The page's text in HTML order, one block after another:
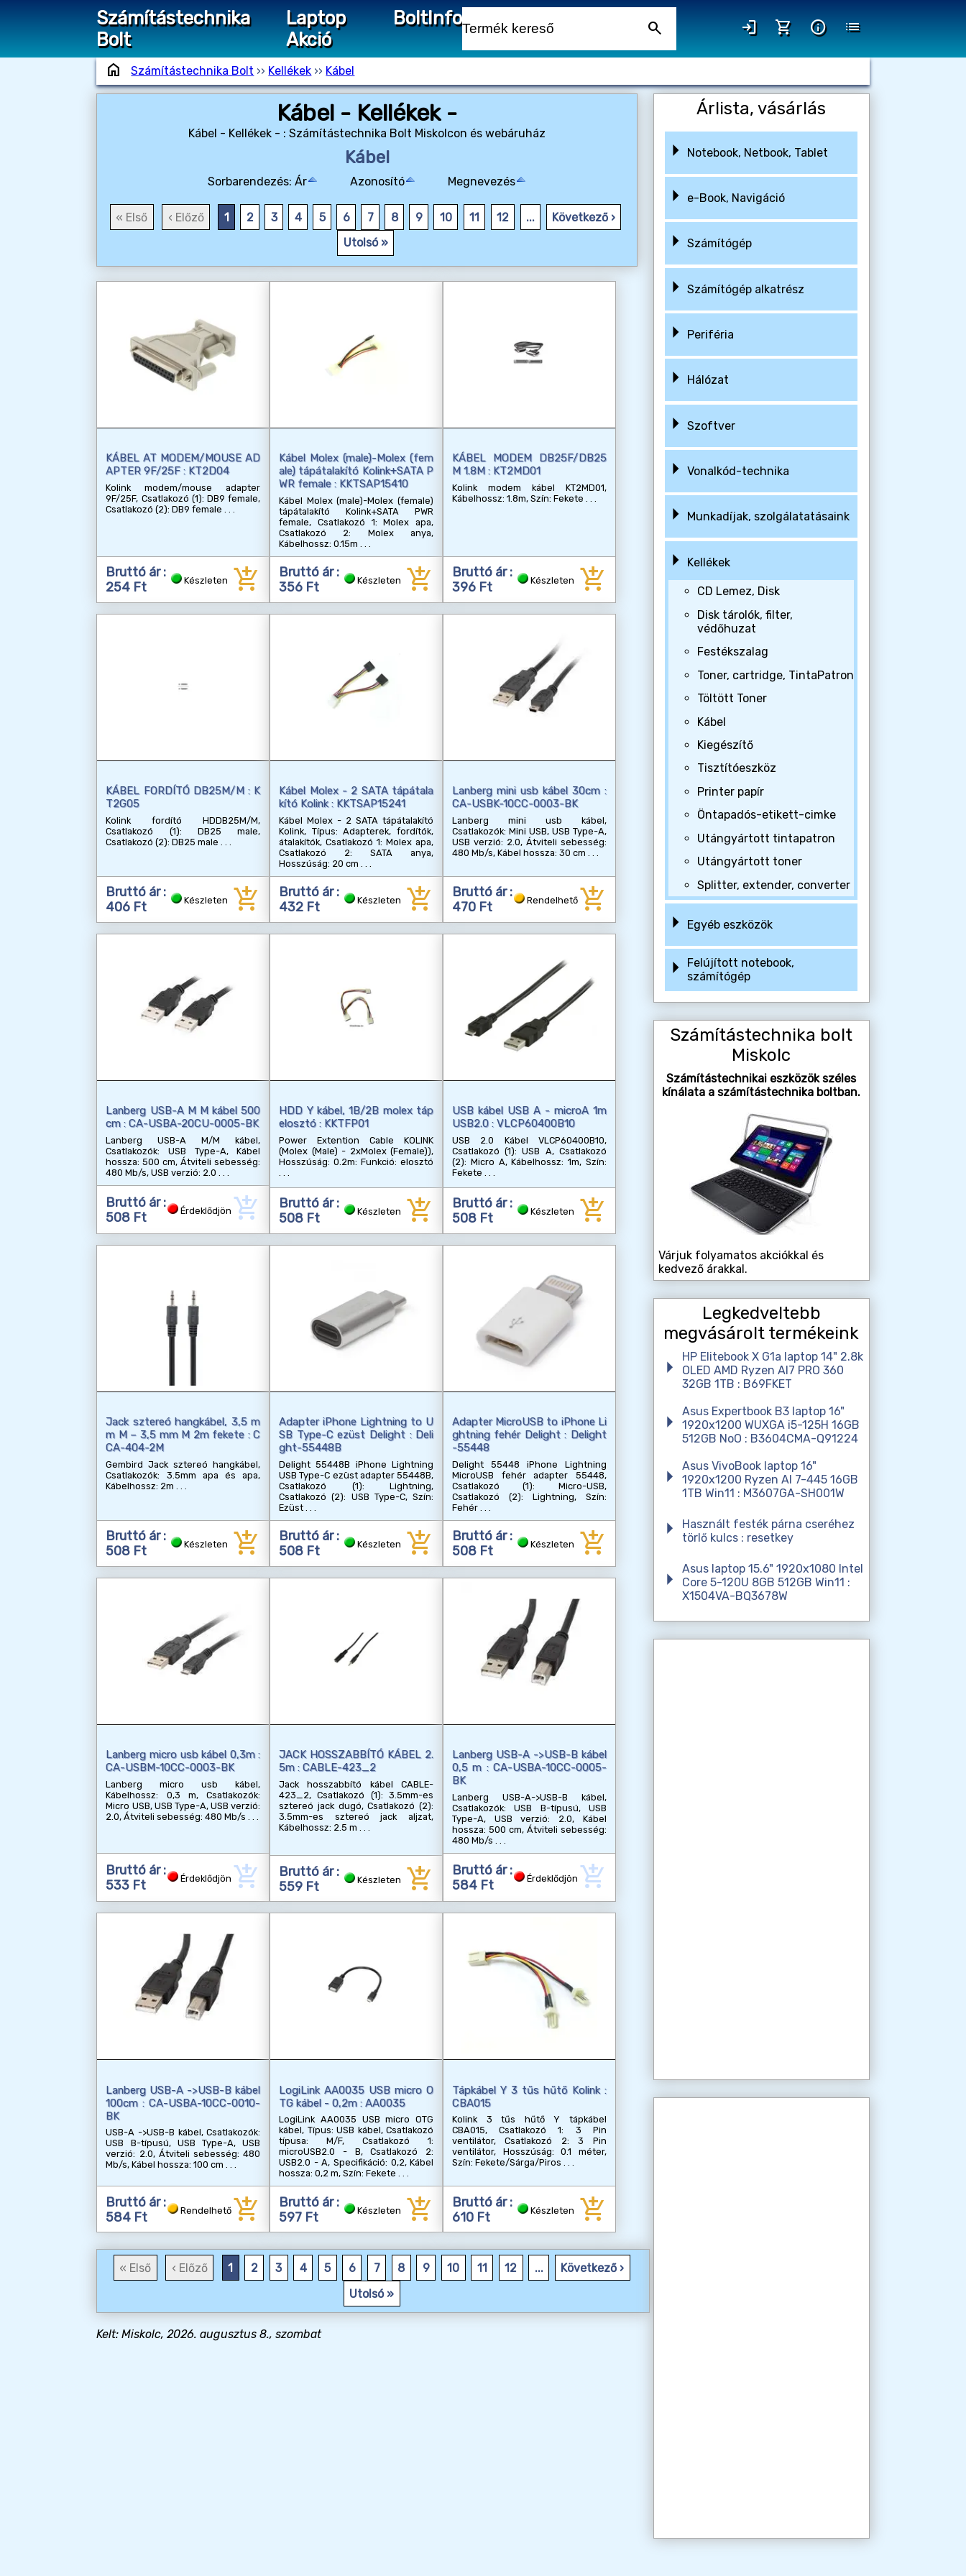
Számítástechnika
Bolt
Laptop
Akció
BoltInfo search login shopping_cart info list
home Számítástechnika Bolt ›› Kellékek ›› Kábel
Kábel - Kellékek -
Kábel - Kellékek - : Számítástechnika Bolt Miskolcon és webáruház
Kábel
Sorbarendezés: Ár Azonosító Megnevezés
« Első ‹ Előző 1 2 3 4 5 6 7 8 9 10 11 12 ...
Következő ›
Utolsó »
KÁBEL AT MODEM/MOUSE AD
APTER 9F/25F : KT2D04
Kolink modem/mouse adapter
9F/25F, Csatlakozó (1): DB9 female,
Csatlakozó (2): DB9 female
Bruttó ár :
254 Ft
Készleten add_shopping_cart
Kábel Molex (male)-Molex (fem
ale) tápátalakító Kolink+SATA P
WR female : KKTSAP15410
Kábel Molex (male)-Molex (female)
tápátalakító Kolink+SATA PWR
female, Csatlakozó 1: Molex apa,
Csatlakozó 2: Molex anya,
Kábelhossz: 0.15m
Bruttó ár :
356 Ft
Készleten add_shopping_cart
KÁBEL MODEM DB25F/DB25
M 1.8M : KT2MD01
Kolink modem kábel KT2MD01,
Kábelhossz: 1.8m, Szín: Fekete
Bruttó ár :
396 Ft
Készleten add_shopping_cart
KÁBEL FORDÍTÓ DB25M/M : K
T2G05
Kolink fordító HDDB25M/M,
Csatlakozó (1): DB25 male,
Csatlakozó (2): DB25 male
Bruttó ár :
406 Ft
Készleten add_shopping_cart
Kábel Molex - 2 SATA tápátala
kító Kolink : KKTSAP15241
Kábel Molex - 2 SATA tápátalakító
Kolink, Típus: Adapterek, fordítók,
átalakítók, Csatlakozó 1: Molex apa,
Csatlakozó 2: SATA anya,
Hosszúság: 20 cm
Bruttó ár :
432 Ft
Készleten add_shopping_cart
Lanberg mini usb kábel 30cm :
CA-USBK-10CC-0003-BK
Lanberg mini usb kábel,
Csatlakozók: Mini USB, USB Type-A,
USB verzió: 2.0, Átviteli sebesség:
480 Mb/s, Kábel hossza: 30 cm
Bruttó ár :
470 Ft
Rendelhető add_shopping_cart
Lanberg USB-A M M kábel 500
cm : CA-USBA-20CU-0005-BK
Lanberg USB-A M/M kábel,
Csatlakozók: USB Type-A, Kábel
hossza: 500 cm, Átviteli sebesség:
480 Mb/s, USB verzió: 2.0
Bruttó ár :
508 Ft
Érdeklődjön add_shopping_cart
HDD Y kábel, 1B/2B molex táp
elosztó : KKTFP01
Power Extention Cable KOLINK
(Molex (Male) - 2xMolex (Female)),
Hosszúság: 0.2m: Funkció: elosztó
Bruttó ár :
508 Ft
Készleten add_shopping_cart
USB kábel USB A - microA 1m
USB2.0 : VLCP60400B10
USB 2.0 Kábel VLCP60400B10,
Csatlakozó (1): USB A, Csatlakozó
(2): Micro A, Kábelhossz: 1m, Szín:
Fekete
Bruttó ár :
508 Ft
Készleten add_shopping_cart
Jack sztereó hangkábel, 3,5 m
m M – 3,5 mm M 2m fekete : C
CA-404-2M
Gembird Jack sztereó hangkábel,
Csatlakozók: 3.5mm apa és apa,
Kábelhossz: 2m
Bruttó ár :
508 Ft
Készleten add_shopping_cart
Adapter iPhone Lightning to U
SB Type-C ezüst Delight : Deli
ght-55448B
Delight 55448B iPhone Lightning
USB Type-C ezüst adapter 55448B,
Csatlakozó (1): Lightning,
Csatlakozó (2): USB Type-C, Szín:
Ezüst
Bruttó ár :
508 Ft
Készleten add_shopping_cart
Adapter MicroUSB to iPhone Li
ghtning fehér Delight : Delight
-55448
Delight 55448 iPhone Lightning
MicroUSB fehér adapter 55448,
Csatlakozó (1): Micro-USB,
Csatlakozó (2): Lightning, Szín:
Fehér
Bruttó ár :
508 Ft
Készleten add_shopping_cart
Lanberg micro usb kábel 0,3m :
CA-USBM-10CC-0003-BK
Lanberg micro usb kábel,
Kábelhossz: 0,3 m, Csatlakozók:
Micro USB, USB Type-A, USB verzió:
2.0, Átviteli sebesség: 480 Mb/s
Bruttó ár :
533 Ft
Érdeklődjön add_shopping_cart
JACK HOSSZABBÍTÓ KÁBEL 2.
5m : CABLE-423_2
Jack hosszabbító kábel CABLE-
423_2, Csatlakozó (1): 3.5mm-es
sztereó jack dugó, Csatlakozó (2):
3.5mm-es sztereó jack aljzat,
Kábelhossz: 2.5 m
Bruttó ár :
559 Ft
Készleten add_shopping_cart
Lanberg USB-A ->USB-B kábel
0,5 m : CA-USBA-10CC-0005-
BK
Lanberg USB-A->USB-B kábel,
Csatlakozók: USB B-típusú, USB
Type-A, USB verzió: 2.0, Kábel
hossza: 500 cm, Átviteli sebesség:
480 Mb/s
Bruttó ár :
584 Ft
Érdeklődjön add_shopping_cart
Lanberg USB-A ->USB-B kábel
100cm : CA-USBA-10CC-0010-
BK
USB-A ->USB-B kábel, Csatlakozók:
USB B-típusú, USB Type-A, USB
verzió: 2.0, Átviteli sebesség: 480
Mb/s, Kábel hossza: 100 cm
Bruttó ár :
584 Ft
Rendelhető add_shopping_cart
LogiLink AA0035 USB micro O
TG kábel - 0,2m : AA0035
LogiLink AA0035 USB micro OTG
kábel, Típus: USB kábel, Csatlakozó
típusa: M/F, Csatlakozó 1:
microUSB2.0 - B, Csatlakozó 2:
USB2.0 - A, Specifikáció: 0,2, Kábel
hossza: 0,2 m, Szín: Fekete
Bruttó ár :
597 Ft
Készleten add_shopping_cart
Tápkábel Y 3 tűs hűtő Kolink :
CBA015
Kolink 3 tűs hűtő Y tápkábel
CBA015, Csatlakozó 1: 3 Pin
ventilátor, Csatlakozó 2: 3 Pin
ventilátor, Hosszúság: 0.1 méter,
Szín: Fekete/Sárga/Piros
Bruttó ár :
610 Ft
Készleten add_shopping_cart
« Első ‹ Előző 1 2 3 4 5 6 7 8 9 10 11 12 ...
Következő ›
Utolsó »
Kelt: Miskolc, 2026. augusztus 8., szombat
Árlista, vásárlás
Notebook, Netbook, Tablet
e-Book, Navigáció
Számítógép
Számítógép alkatrész
Periféria
Hálózat
Szoftver
Vonalkód-technika
Munkadíjak, szolgálatatásaink
Kellékek
CD Lemez, Disk
Disk tárolók, filter,
védőhuzat
Festékszalag
Toner, cartridge, TintaPatron
Töltött Toner
Kábel
Kiegészítő
Tisztítóeszköz
Printer papír
Öntapadós-etikett-cimke
Utángyártott tintapatron
Utángyártott toner
Splitter, extender, converter
Egyéb eszközök
Felújított notebook,
számítógép
Számítástechnika bolt
Miskolc
Számítástechnikai eszközök széles
kínálata a számítástechnika boltban.
Várjuk folyamatos akciókkal és
kedvező árakkal.
Legkedveltebb
megvásárolt termékeink
HP Elitebook X G1a laptop 14" 2.8k
OLED AMD Ryzen AI7 PRO 360
32GB 1TB : B69FKET
Asus Expertbook B3 laptop 16"
1920x1200 WUXGA i5-125H 16GB
512GB NoO : B3604CMA-Q91224
Asus VivoBook laptop 16"
1920x1200 Ryzen AI 7-445 16GB
1TB Win11 : M3607GA-SH001W
Használt festék párna cseréhez
törlő kulcs : resetkey
Asus laptop 15.6" 1920x1080 Intel
Core 5-120U 8GB 512GB Win11 :
X1504VA-BQ3678W